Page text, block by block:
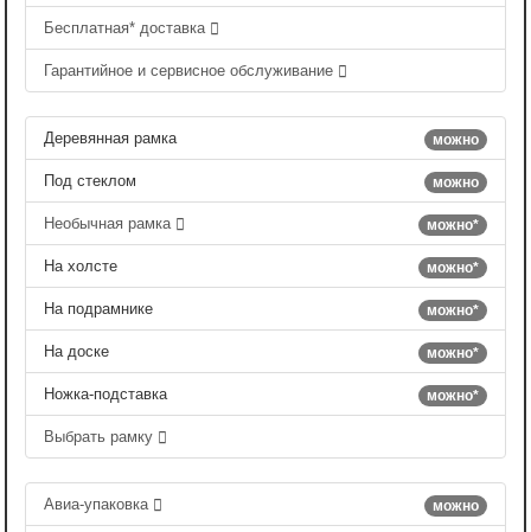
Бесплатная* доставка
Гарантийное и сервисное обслуживание
можно
Деревянная рамка
можно
Под стеклом
можно*
Необычная рамка
можно*
На холсте
можно*
На подрамнике
можно*
На доске
можно*
Ножка-подставка
Выбрать рамку
можно
Авиа-упаковка